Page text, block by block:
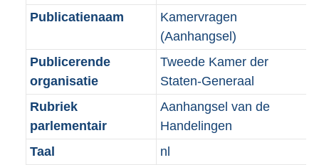
Publicatienaam
Kamervragen
(Aanhangsel)
Publicerende
organisatie
Tweede Kamer der
Staten-Generaal
Rubriek
parlementair
Aanhangsel van de
Handelingen
Taal
nl